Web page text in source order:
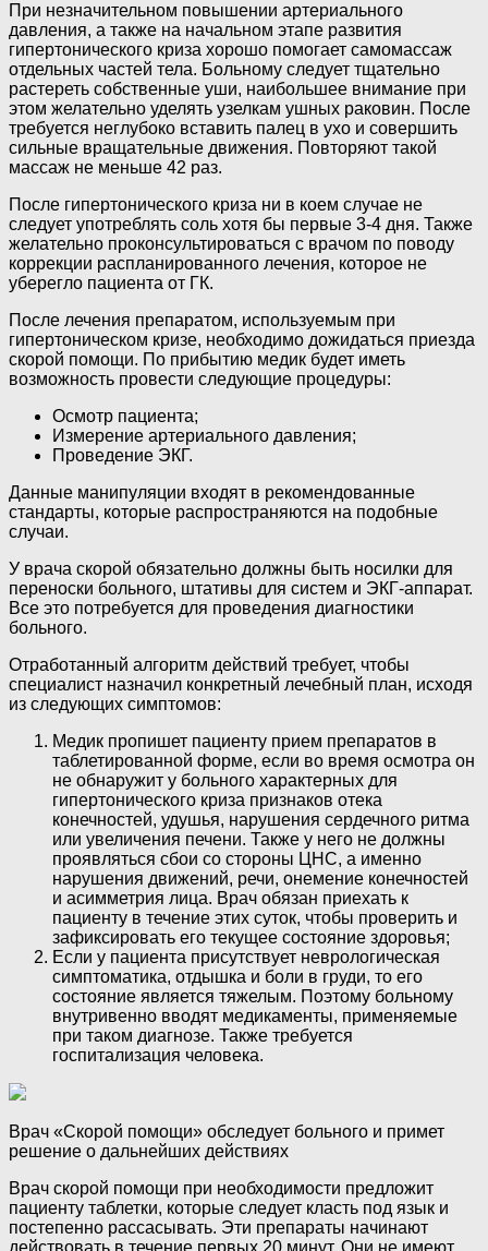
При незначительном повышении артериального
давления, а также на начальном этапе развития
гипертонического криза хорошо помогает самомассаж
отдельных частей тела. Больному следует тщательно
растереть собственные уши, наибольшее внимание при
этом желательно уделять узелкам ушных раковин. После
требуется неглубоко вставить палец в ухо и совершить
сильные вращательные движения. Повторяют такой
массаж не меньше 42 раз.
После гипертонического криза ни в коем случае не
следует употреблять соль хотя бы первые 3-4 дня. Также
желательно проконсультироваться с врачом по поводу
коррекции распланированного лечения, которое не
уберегло пациента от ГК.
После лечения препаратом, используемым при
гипертоническом кризе, необходимо дожидаться приезда
скорой помощи. По прибытию медик будет иметь
возможность провести следующие процедуры:
Осмотр пациента;
Измерение артериального давления;
Проведение ЭКГ.
Данные манипуляции входят в рекомендованные
стандарты, которые распространяются на подобные
случаи.
У врача скорой обязательно должны быть носилки для
переноски больного, штативы для систем и ЭКГ-аппарат.
Все это потребуется для проведения диагностики
больного.
Отработанный алгоритм действий требует, чтобы
специалист назначил конкретный лечебный план, исходя
из следующих симптомов:
Медик пропишет пациенту прием препаратов в
таблетированной форме, если во время осмотра он
не обнаружит у больного характерных для
гипертонического криза признаков отека
конечностей, удушья, нарушения сердечного ритма
или увеличения печени. Также у него не должны
проявляться сбои со стороны ЦНС, а именно
нарушения движений, речи, онемение конечностей
и асимметрия лица. Врач обязан приехать к
пациенту в течение этих суток, чтобы проверить и
зафиксировать его текущее состояние здоровья;
Если у пациента присутствует неврологическая
симптоматика, отдышка и боли в груди, то его
состояние является тяжелым. Поэтому больному
внутривенно вводят медикаменты, применяемые
при таком диагнозе. Также требуется
госпитализация человека.
Врач «Скорой помощи» обследует больного и примет
решение о дальнейших действиях
Врач скорой помощи при необходимости предложит
пациенту таблетки, которые следует класть под язык и
постепенно рассасывать. Эти препараты начинают
действовать в течение первых 20 минут. Они не имеют